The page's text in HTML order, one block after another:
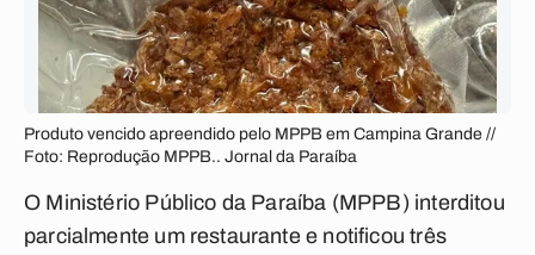
Produto vencido apreendido pelo MPPB em Campina Grande //
Foto: Reprodução MPPB.. Jornal da Paraíba
O Ministério Público da Paraíba (MPPB) interditou
parcialmente um restaurante e notificou três